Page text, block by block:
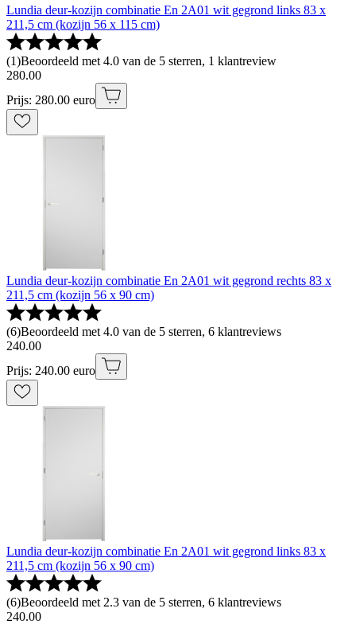
Lundia deur-kozijn combinatie En 2A01 wit gegrond links 83 x
211,5 cm (kozijn 56 x 115 cm)
(1)Beoordeeld met 4.0 van de 5 sterren, 1 klantreview
280.00
Prijs: 280.00 euro
Lundia deur-kozijn combinatie En 2A01 wit gegrond rechts 83 x
211,5 cm (kozijn 56 x 90 cm)
(6)Beoordeeld met 4.0 van de 5 sterren, 6 klantreviews
240.00
Prijs: 240.00 euro
Lundia deur-kozijn combinatie En 2A01 wit gegrond links 83 x
211,5 cm (kozijn 56 x 90 cm)
(6)Beoordeeld met 2.3 van de 5 sterren, 6 klantreviews
240.00